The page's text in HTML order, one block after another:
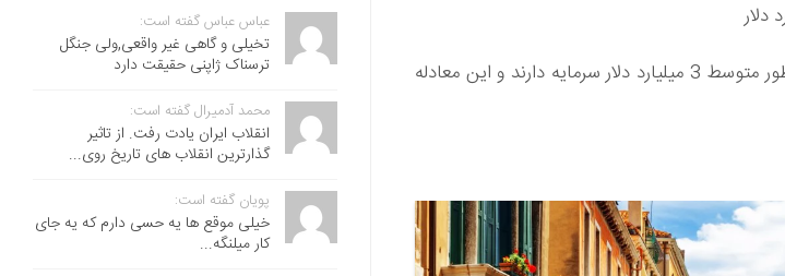
ثروتمندترین خانواده‌های کانادایی به‌طور متوسط 3 میلیارد دلار سرمایه دارند و این معادله
عباس عباس گفته است:
تخیلی و گاهی غیر واقعی,ولی جنگل
ترسناک ژاپنی حقیقت دارد
محمد آدمیرال گفته است:
انقلاب ایران یادت رفت. از تاثیر
گذارترین انقلاب های تاریخ روی...
پویان گفته است:
خیلی موقع ها یه حسی دارم که یه جای
کار میلنگه...